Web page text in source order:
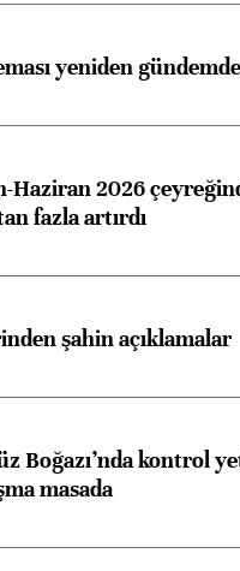
yeniden gündemde
Haziran 2026
fazla artırdı
şahin açıklamalar
Boğazı’nda kontrol
masada